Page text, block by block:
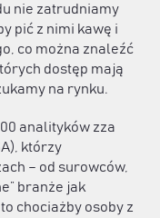
nie zatrudniamy
pić z nimi kawę i
co można znaleźć
dostęp mają
na rynku.
analityków zza
którzy
– od surowców,
branże jak
chociażby osoby z